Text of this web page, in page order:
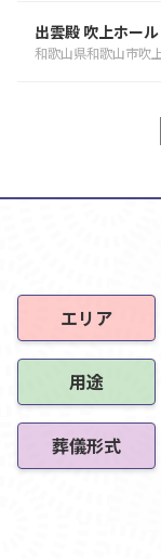
出雲殿 吹上ホー
和歌山県和歌山市吹
エリア
用途
葬儀形式